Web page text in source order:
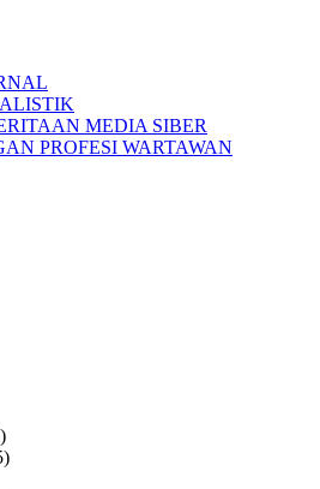
MEDIA SIBER
PROFESI WARTAWAN